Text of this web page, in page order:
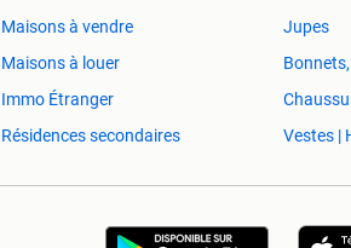
Maisons à vendre
Maisons à louer
Immo Étranger
Résidences secondaires
Jupes
Vestes |